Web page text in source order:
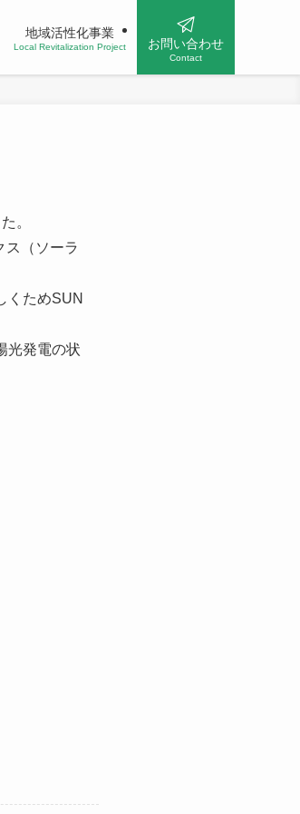
地域活性化事業
Local Revitalization Project お問い合わせ
Contact
。
ス（ソーラ
くためSUN
光発電の状